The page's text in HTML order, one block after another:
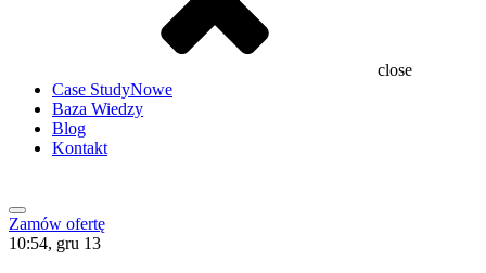
close
Case StudyNowe
Baza Wiedzy
Blog
Kontakt
Zamów ofertę
10:54, gru 13